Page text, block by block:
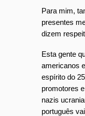
Para mim,
presentes
dizem
Esta gente
americanos
espírito do
promotores
nazis
português